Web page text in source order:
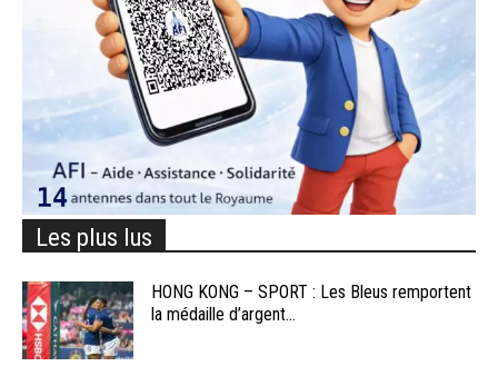
Les plus lus
HONG KONG – SPORT : Les Bleus remportent
la médaille d’argent...